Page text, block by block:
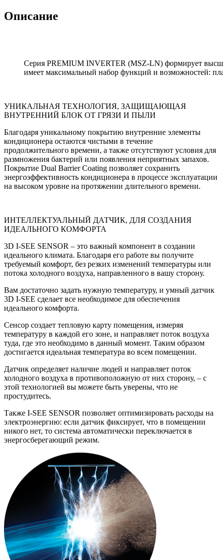
Описание
Серия PREMIUM INVERTER (MSZ-LN) формирует
имеет максимальный набор функций и возможностей:
УНИКАЛЬНАЯ ТЕХНОЛОГИЯ, ЗАЩИЩАЮЩАЯ
ВНУТРЕННИЙ БЛОК ОТ ГРЯЗИ И ПЫЛИ
Благодаря уникальному покрытию внутренние элементы
кондиционера остаются чистыми в течение
продолжительного времени, а также отсутствуют условия для
размножения бактерий или появления неприятных запахов.
Покрытие Dual Barrier Coating позволяет сохранить
энергоэффективность кондиционера в процессе эксплуатации
на высоком уровне на протяжении длительного времени.
ИНТЕЛЛЕКТУАЛЬНЫЙ ДАТЧИК, ДЛЯ СОЗДАНИЯ
ИДЕАЛЬНОГО КОМФОРТА
3D I-SEE SENSOR – это важный компонент в создании
идеального климата. Благодаря его работе вы получите
требуемый комфорт, без резких изменений температуры или
потока холодного воздуха, направленного в вашу сторону.
Вам достаточно задать нужную температуру, и умный датчик
3D I-SEE сделает все необходимое для обеспечения
идеального комфорта.
Сенсор создает тепловую карту помещения, измеряя
температуру в каждой его зоне, и направляет поток воздуха
туда, где это необходимо в данный момент. Таким образом
достигается идеальная температура во всем помещении.
Датчик определяет наличие людей и направляет поток
холодного воздуха в противоположную от них сторону, – с
этой технологией вы можете быть уверены, что не
простудитесь.
Также I-SEE SENSOR позволяет оптимизировать расходы на
электроэнергию: если датчик фиксирует, что в помещении
никого нет, то система автоматически переключается в
энергосберегающий режим.